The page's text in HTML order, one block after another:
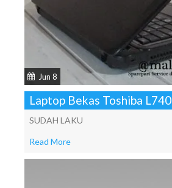
Jun 8
Laptop Bekas Toshiba L740
SUDAH LAKU
Read More